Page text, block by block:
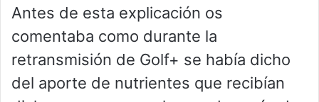
Antes de esta explicación os
comentaba como durante la
retransmisión de Golf+ se había dicho
del aporte de nutrientes que recibían